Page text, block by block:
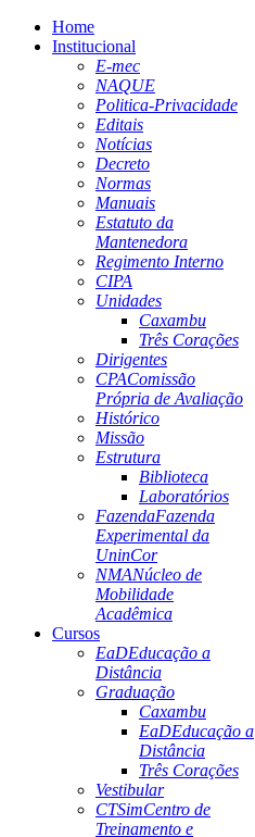
Home
Institucional
E-mec
NAQUE
Politica-Privacidade
Editais
Notícias
Decreto
Normas
Manuais
Estatuto da
Mantenedora
Regimento Interno
CIPA
Unidades
Caxambu
Três Corações
Dirigentes
CPAComissão
Própria de Avaliação
Histórico
Missão
Estrutura
Biblioteca
Laboratórios
FazendaFazenda
Experimental da
UninCor
NMANúcleo de
Mobilidade
Acadêmica
Cursos
EaDEducação a
Distância
Graduação
Caxambu
EaDEducação a
Distância
Três Corações
Vestibular
CTSimCentro de
Treinamento e